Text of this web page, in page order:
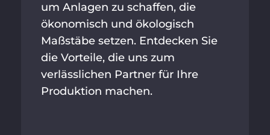
um Anlagen zu schaffen, die
ökonomisch und ökologisch
Maßstäbe setzen. Entdecken Sie
die Vorteile, die uns zum
verlässlichen Partner für Ihre
Produktion machen.